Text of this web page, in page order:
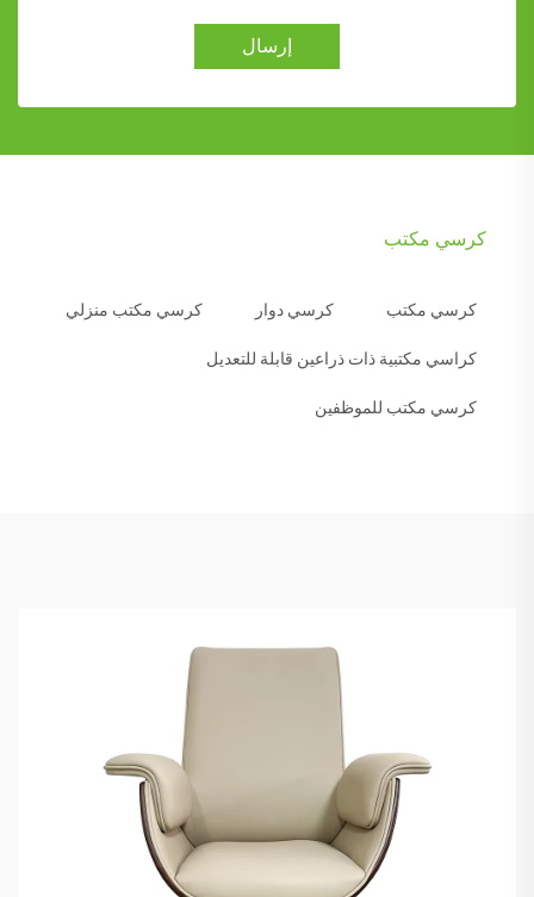
إرسال
كرسي مكتب
كرسي مكتب كرسي دوار كرسي مكتب منزلي
كراسي مكتبية ذات ذراعين قابلة للتعديل
كرسي مكتب للموظفين